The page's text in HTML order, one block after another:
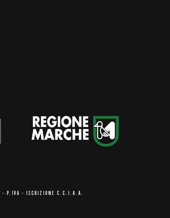
- P.IVA - ISCRIZIONE C.C.I.A.A.